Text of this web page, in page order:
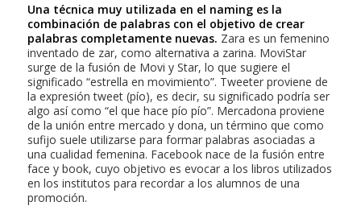
Una técnica muy utilizada en el naminges la
combinación de palabras con el objetivo de crear
palabras completamente nuevas. Zara es un femenino
inventado de zar, como alternativa a zarina. MoviStar
surge de la fusión de Movi yStar, lo que sugiere el
significado “estrella en movimiento”. Tweeterproviene de
la expresióntweet(pío), es decir, su significado podría ser
algo así como “el que hace pío pío”. Mercadona proviene
de la unión entre mercado y dona, un término que como
sufijo suele utilizarse para formar palabras asociadas a
una cualidad femenina. Facebooknace de la fusión entre
face y book, cuyo objetivo es evocar a los libros utilizados
en los institutos para recordar a los alumnos de una
promoción.